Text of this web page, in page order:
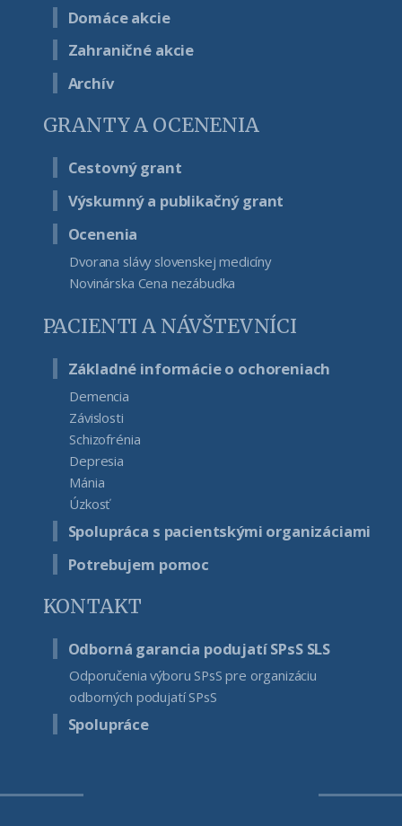
Domáce akcie
Zahraničné akcie
Archív
GRANTY A OCENENIA
Cestovný grant
Výskumný a publikačný grant
Ocenenia
Dvorana slávy slovenskej medicíny
Novinárska Cena nezábudka
PACIENTI A NÁVŠTEVNÍCI
Základné informácie o ochoreniach
Demencia
Závislosti
Schizofrénia
Depresia
Mánia
Úzkosť
Spolupráca s pacientskými organizáciami
Potrebujem pomoc
KONTAKT
Odborná garancia podujatí SPsS SLS
Odporučenia výboru SPsS pre organizáciu
odborných podujatí SPsS
Spolupráce